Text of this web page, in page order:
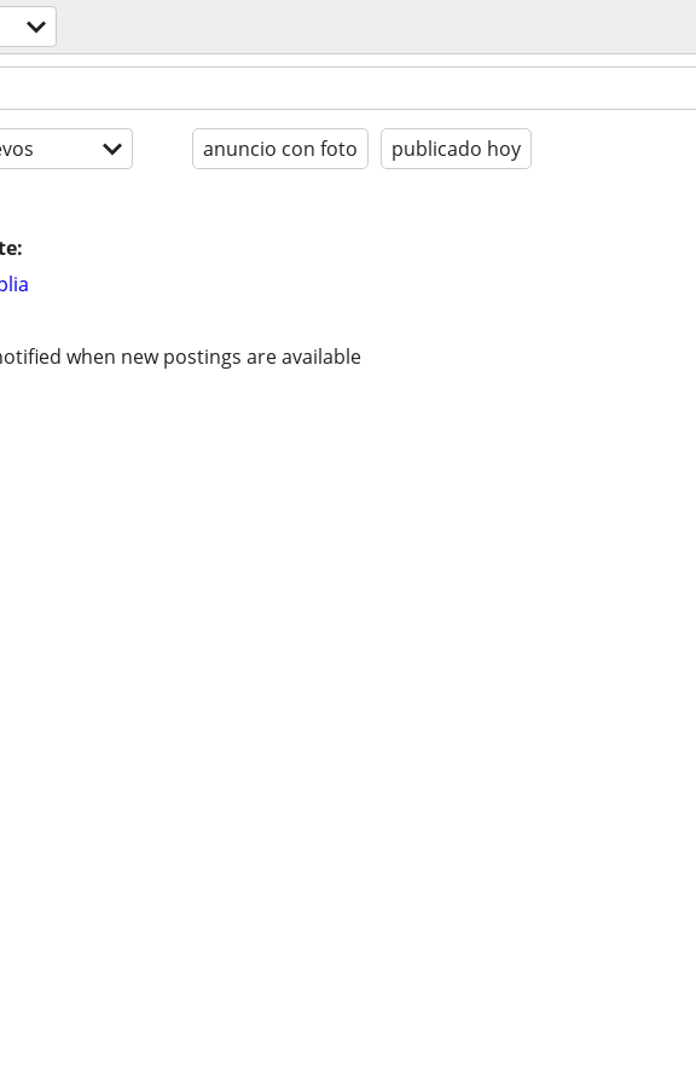
anuncio con foto publicado hoy
when new postings are available